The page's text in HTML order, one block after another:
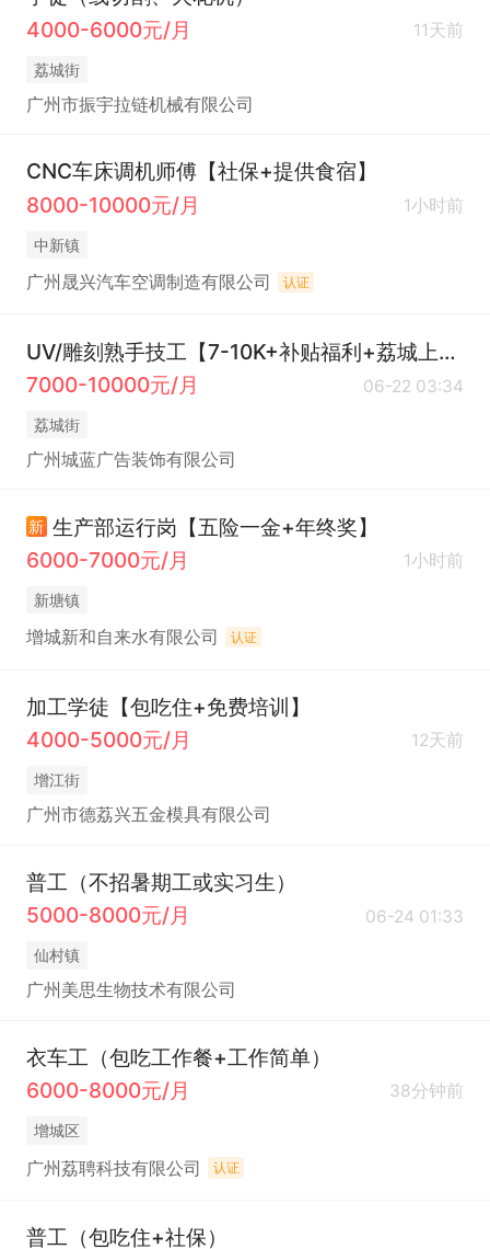
4000-6000元/月
11天前
荔城街
广州市振宇拉链机械有限公司
CNC车床调机师傅【社保+提供食宿】
8000-10000元/月
1小时前
中新镇
广州晟兴汽车空调制造有限公司 认证
UV/雕刻熟手技工【7-10K+补贴福利+荔城上班】
7000-10000元/月
06-22 03:34
荔城街
广州城蓝广告装饰有限公司
新 生产部运行岗【五险一金+年终奖】
6000-7000元/月
1小时前
新塘镇
增城新和自来水有限公司 认证
加工学徒【包吃住+免费培训】
4000-5000元/月
12天前
增江街
广州市德荔兴五金模具有限公司
普工（不招暑期工或实习生）
5000-8000元/月
06-24 01:33
仙村镇
广州美思生物技术有限公司
衣车工（包吃工作餐+工作简单）
6000-8000元/月
38分钟前
增城区
广州荔聘科技有限公司 认证
普工（包吃住+社保）